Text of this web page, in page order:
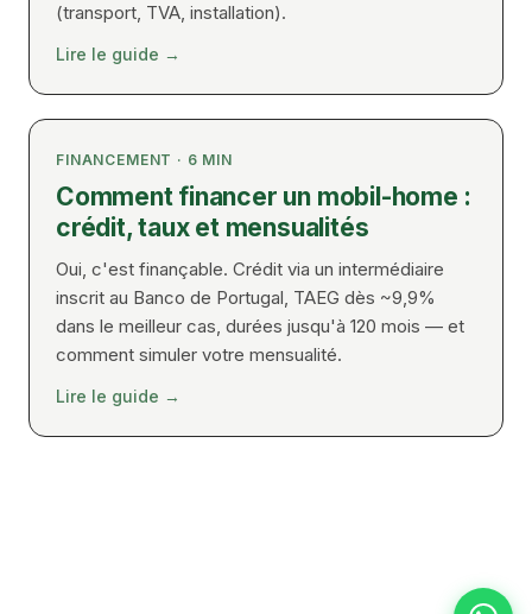
(transport, TVA, installation).
Lire le guide →
FINANCEMENT · 6 MIN
Comment financer un mobil-home :
crédit, taux et mensualités
Oui, c'est finançable. Crédit via un intermédiaire
inscrit au Banco de Portugal, TAEG dès ~9,9%
dans le meilleur cas, durées jusqu'à 120 mois — et
comment simuler votre mensualité.
Lire le guide →